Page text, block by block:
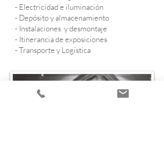
- Electricidad e iluminación
- Depósito y almacenamiento
- Instalaciones y desmontaje
- Itinerancia de exposiciones
- Transporte y Logística